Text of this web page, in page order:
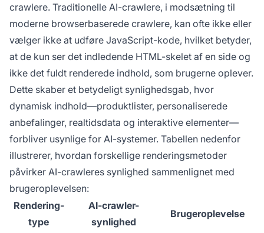
crawlere. Traditionelle AI-crawlere, i modsætning til
moderne browserbaserede crawlere, kan ofte ikke eller
vælger ikke at udføre JavaScript-kode, hvilket betyder,
at de kun ser det indledende HTML-skelet af en side og
ikke det fuldt renderede indhold, som brugerne oplever.
Dette skaber et betydeligt synlighedsgab, hvor
dynamisk indhold—produktlister, personaliserede
anbefalinger, realtidsdata og interaktive elementer—
forbliver usynlige for AI-systemer. Tabellen nedenfor
illustrerer, hvordan forskellige renderingsmetoder
påvirker AI-crawleres synlighed sammenlignet med
brugeroplevelsen:
Rendering-
type
AI-crawler-
synlighed
Brugeroplevelse